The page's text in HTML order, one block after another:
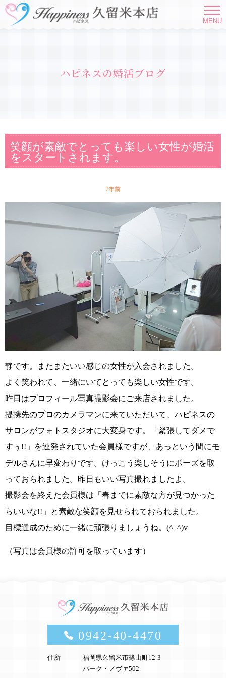
MENU
ハピネスの婚活ブログ
笑顔が素敵でとっても楽しい女性が婚活
をスタートされます。
7年前
静です。またまたいい感じの女性が入会されました。
よく笑われて、一緒にいてとっても楽しい女性です。
昨日はプロフィール写真撮影会にご来店されました。
提携先のプロのカメラマンに来ていただいて、ハピネスの
サロンがフォトスタジオに大変身です。「緊張してダメで
すぅ!!」を連発されていた会員様ですが、あっという間にモ
デルさんに早変わりです。けっこう楽しそうにポーズを取
っておられました。昨日もいい写真撮れましたよ。
撮影会を終えた会員様は 「春までに素敵な方が見つかった
らいいな!!」
と素敵な笑顔を見せられておられました。
目標達成のために一緒に頑張りましょうね。 (^_^)v
（写真は会員様の許可を取っています）
0942-40-4470
住所
福岡県久留米市篠山町12-3
パーク・ノヴァ502